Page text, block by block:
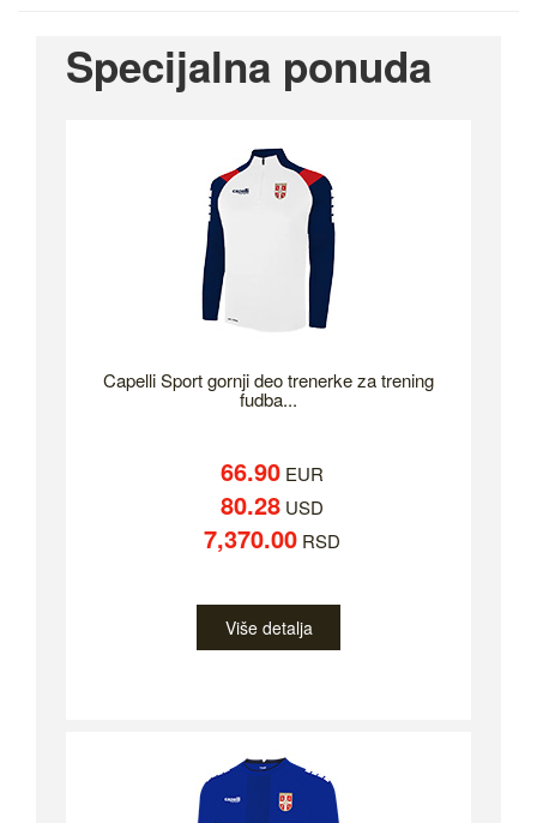
Specijalna ponuda
Capelli Sport gornji deo trenerke za trening
fudba...
66.90EUR
80.28USD
7,370.00RSD
Više detalja